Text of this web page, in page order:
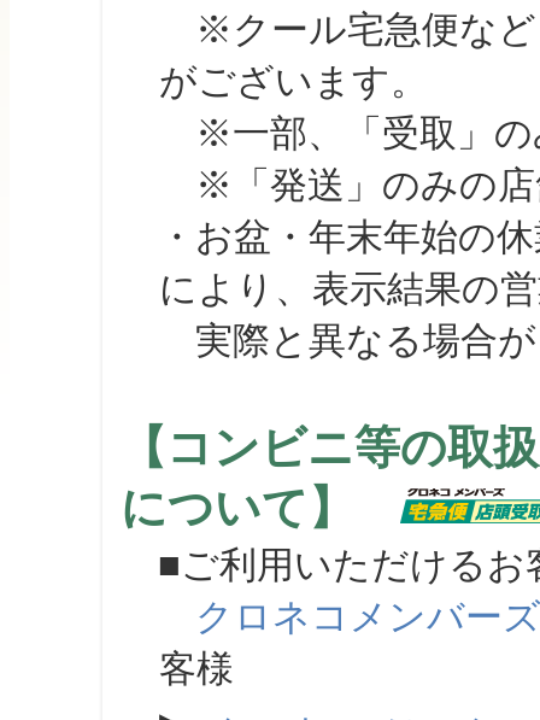
※クール宅急便など
がございます。
※一部、「受取」の
※「発送」のみの店
・お盆・年末年始の
により、表示結果の
実際と異なる場合が
【コンビニ等の取
について】
■ご利用いただけるお
クロネコメンバーズ
客様